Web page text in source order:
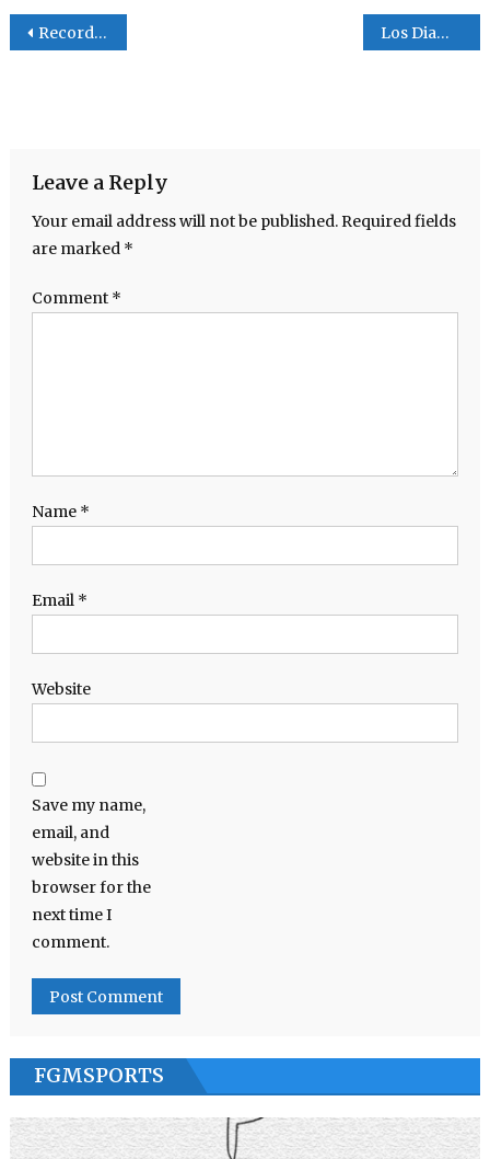
Post navigation
Recordando a Raúl de Santiago y su equipo San Juan (20218) Los Diamondbacks listos ya tienen rival en La Final de La DMABL
Leave a Reply
Your email address will not be published. Required fields
are marked *
Comment *
Name *
Email *
Website
Save my name,
email, and
website in this
browser for the
next time I
comment.
FGMSPORTS